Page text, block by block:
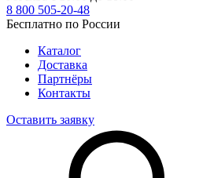
8 800 505-20-48
Бесплатно по России
Каталог
Доставка
Партнёры
Контакты
Оставить заявку